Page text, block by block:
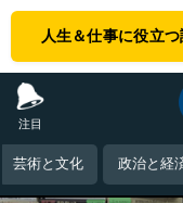
人生＆仕事に役立
注目
芸術と文化 政治と経